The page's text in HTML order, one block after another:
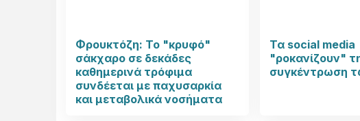
Φρουκτόζη: Το "κρυφό"
σάκχαρο σε δεκάδες
καθημερινά τρόφιμα
συνδέεται με παχυσαρκία
και μεταβολικά νοσήματα
Τα social media
"ροκανίζουν"
συγκέντρωση